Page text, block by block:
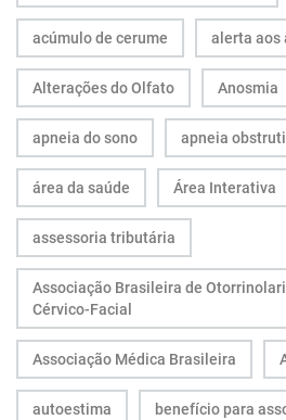
acúmulo de cerume alerta aos
Alterações do Olfato Anosmia
apneia do sono apneia
área da saúde Área Interativa
assessoria tributária
Associação Brasileira de
Cérvico-Facial
Associação Médica Brasileira
autoestima benefício para